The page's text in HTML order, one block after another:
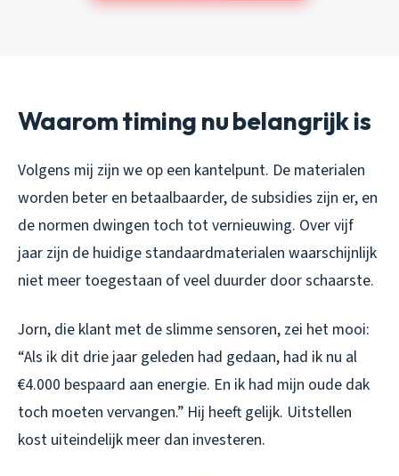
Waarom timing nu belangrijk is
Volgens mij zijn we op een kantelpunt. De materialen
worden beter en betaalbaarder, de subsidies zijn er, en
de normen dwingen toch tot vernieuwing. Over vijf
jaar zijn de huidige standaardmaterialen waarschijnlijk
niet meer toegestaan of veel duurder door schaarste.
Jorn, die klant met de slimme sensoren, zei het mooi:
“Als ik dit drie jaar geleden had gedaan, had ik nu al
€4.000 bespaard aan energie. En ik had mijn oude dak
toch moeten vervangen.” Hij heeft gelijk. Uitstellen
kost uiteindelijk meer dan investeren.